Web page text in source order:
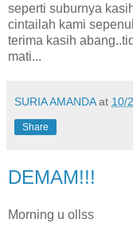
seperti suburnya
cintailah kami
terima kasih
mati...
SURIA AMANDA at 10/
Share
DEMAM!!!
Morning u ollss